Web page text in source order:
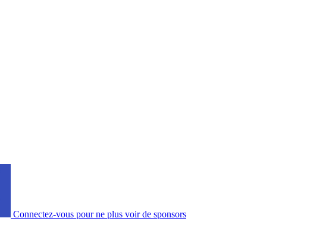
Connectez-vous pour ne plus voir de sponsors